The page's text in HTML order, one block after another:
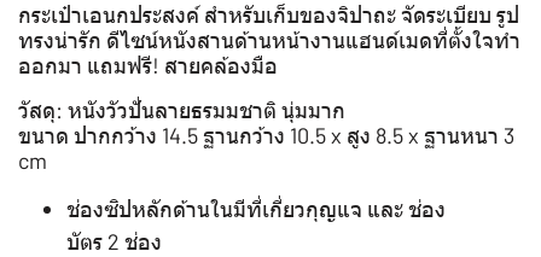
กระเป๋าเอนกประสงค์ สำหรับเก็บของจิปาถะ จัดระเบียบ รูป
ทรงน่ารัก ดีไซน์หนังสานด้านหน้างานแฮนด์เมดที่ตั้งใจทำ
ออกมา แถมฟรี! สายคล้องมือ
วัสดุ: หนังวัวปั่นลายธรมมชาติ นุ่มมาก
ขนาด ปากกว้าง 14.5 ฐานกว้าง 10.5 x สูง 8.5 x ฐานหนา 3
cm
ช่องซิปหลักด้านในมีที่เกี่ยวกุญแจ และ ช่อง
บัตร 2 ช่อง